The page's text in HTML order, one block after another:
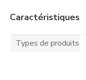
Caractéristiques
Types de produits